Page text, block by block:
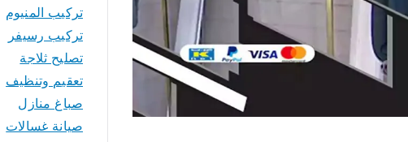
تركيب المنيوم
تركيب رسيفر
تصليح ثلاجة
تعقيم وتنظيف
صباغ منازل
صيانة غسالات